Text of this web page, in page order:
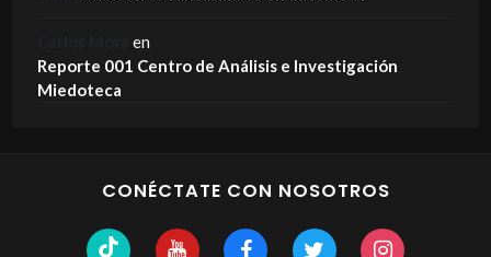
en
Reporte 001 Centro de Análisis e Investigación
Miedoteca
CONÉCTATE CON NOSOTROS